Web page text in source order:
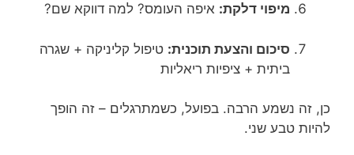
מיפוי דלקת: איפה העומס? למה דווקא שם?
סיכום והצעת תוכנית: טיפול קליניקה + שגרה
ביתית + ציפיות ריאליות
כן, זה נשמע הרבה. בפועל, כשמתרגלים – זה הופך
להיות טבע שני.